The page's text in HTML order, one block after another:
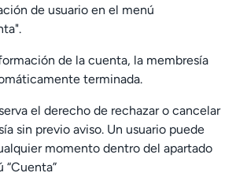
de usuario en el menú
de la cuenta, la membresía
terminada.
el derecho de rechazar o cancelar
sin previo aviso. Un usuario puede
momento dentro del apartado
“Cuenta”